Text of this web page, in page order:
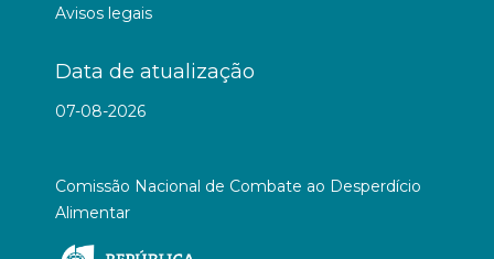
Avisos legais
Data de atualização
07-08-2026
Comissão Nacional de Combate ao Desperdício
Alimentar